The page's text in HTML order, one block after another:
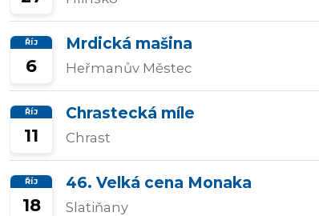
ŘÍJ
6
Mrdická mašina
Heřmanův Městec
ŘÍJ
11
Chrastecká míle
Chrast
ŘÍJ
18
46. Velká cena Monaka
Slatiňany